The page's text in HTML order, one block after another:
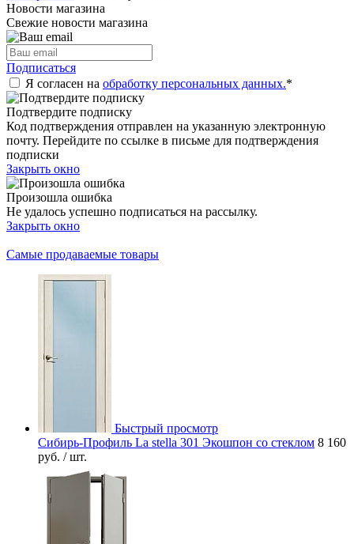
Новости магазина
Свежие новости магазина
Подписаться
Я согласен на обработку персональных данных.*
Подтвердите подписку
Код подтверждения отправлен на указанную электронную
почту. Перейдите по ссылке в письме для подтверждения
подписки
Закрыть окно
Произошла ошибка
Не удалось успешно подписаться на рассылку.
Закрыть окно
Самые продаваемые товары
Быстрый просмотр
Сибирь-Профиль La stella 301 Экошпон со стеклом 8 160
руб. / шт.